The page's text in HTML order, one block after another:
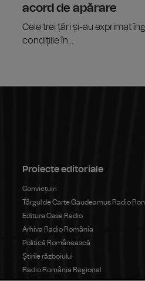
acord de apărare
Cele trei țări și-au exprimat
condițiile în...
Proiecte editoriale
Conviețuiri
Târgul de Carte Gaudeamus Radio
Editura Casa Radio
Arhiva Radio România
Politică Românească
Știrile războiului
Radio România Regional